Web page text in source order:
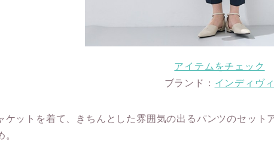
アイテムをチェック
ブランド： インディヴィ
ケットを着て、きちんとした雰囲気の出るパンツのセット